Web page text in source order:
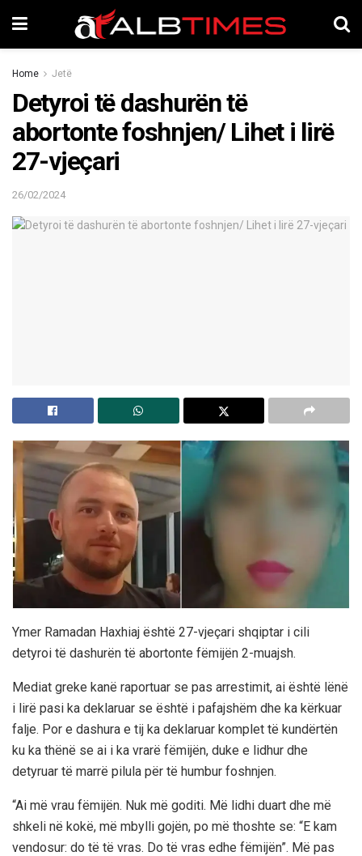
Home Jetë
Detyroi të dashurën të
abortonte foshnjen/ Lihet i lirë
27-vjeçari
26/02/2024
Ymer Ramadan Haxhiaj është 27-vjeçari shqiptar i cili
detyroi të dashurën të abortonte fëmijën 2-muajsh.
Mediat greke kanë raportuar se pas arrestimit, ai është lënë
i lirë pasi ka deklaruar se është i pafajshëm dhe ka kërkuar
falje. Por e dashura e tij ka deklaruar komplet të kundërtën
ku ka thënë se ai i ka vrarë fëmijën, duke e lidhur dhe
detyruar të marrë pilula për të humbur foshnjen.
“Ai më vrau fëmijën. Nuk më goditi. Më lidhi duart dhe më
shkeli në kokë, më mbylli gojën, po më thoshte se: “E kam
vendosur: do të të vras. Do të vras edhe fëmijën”. Më pas